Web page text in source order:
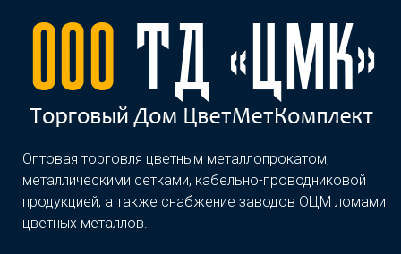
Оптовая торговля цветным металлопрокатом,
металлическими сетками, кабельно-проводниковой
продукцией, а также снабжение заводов ОЦМ ломами
цветных металлов.